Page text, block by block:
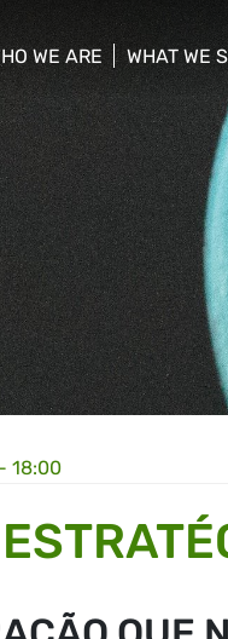
WE ARE
hide sub menu
WHAT WE
show/
18:00